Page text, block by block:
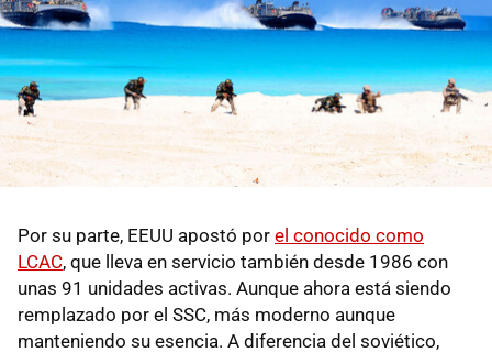
Por su parte, EEUU apostó por el conocido como
LCAC, que lleva en servicio también desde 1986 con
unas 91 unidades activas. Aunque ahora está siendo
remplazado por el SSC, más moderno aunque
manteniendo su esencia. A diferencia del soviético,